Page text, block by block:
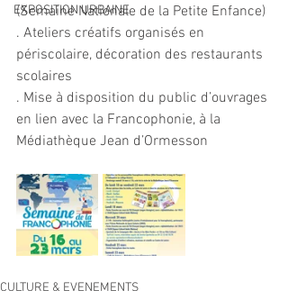
EXPOSITION URBAINE
(Semaine Nationale de la Petite Enfance)
. Ateliers créatifs organisés en
périscolaire, décoration des restaurants
scolaires
. Mise à disposition du public d’ouvrages
en lien avec la Francophonie, à la
Médiathèque Jean d’Ormesson
CULTURE & EVENEMENTS